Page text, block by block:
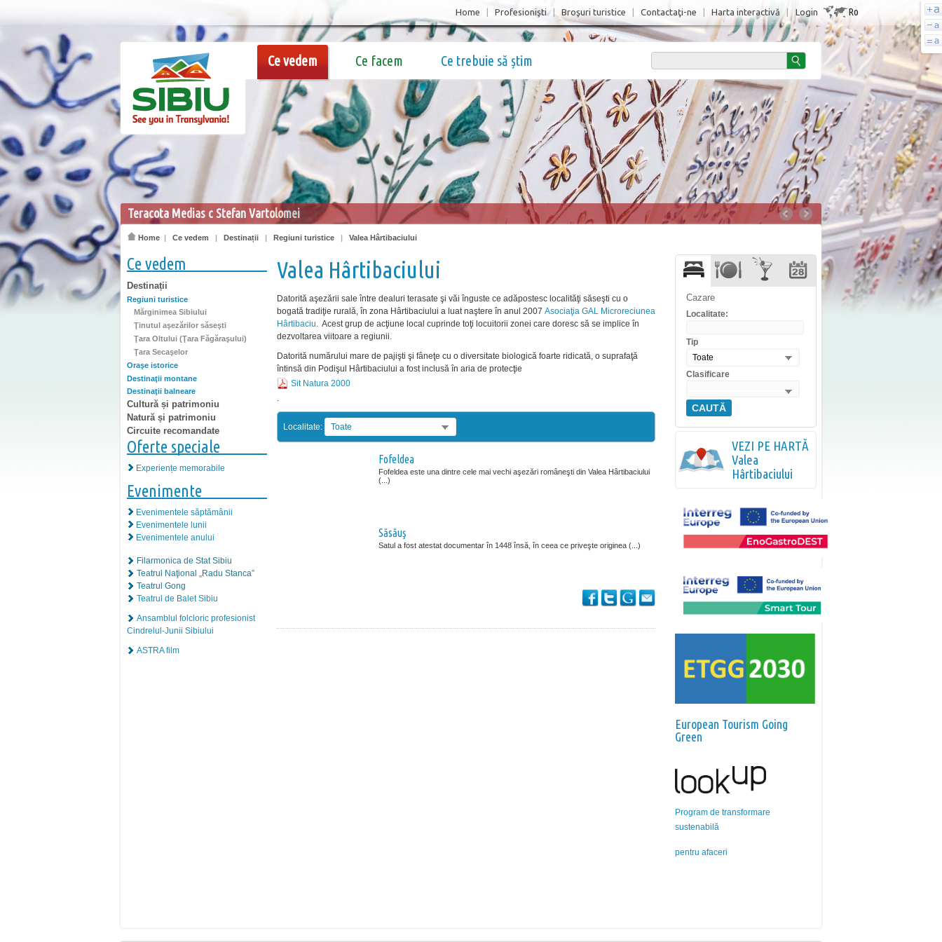
Login Ro
Home Profesionişti Broşuri turistice Contactaţi-ne Harta interactivă
Ce vedem Ce facem Ce trebuie să știm
Teracota Medias c Stefan Vartolomei
Home | Ce vedem | Destinații | Regiuni turistice | Valea Hârtibaciului
Ce vedem
Destinații
Regiuni turistice
Mărginimea Sibiului
Ţinutul aşezărilor săseşti
Ţara Oltului (Ţara Făgăraşului)
Ţara Secaşelor
Oraşe istorice
Destinaţii montane
Destinaţii balneare
Cultură și patrimoniu
Natură și patrimoniu
Circuite recomandate
Oferte speciale
Experiențe memorabile
Evenimente
Evenimentele săptămânii
Evenimentele lunii
Evenimentele anului
Filarmonica de Stat Sibiu
Teatrul Naţional „Radu Stanca”
Teatrul Gong
Teatrul de Balet Sibiu
Ansamblul folcloric profesionist
Cindrelul-Junii Sibiului
ASTRA film
Valea Hârtibaciului
Datorită aşezării sale între dealuri terasate şi văi înguste ce adăpostesc localităţi săseşti cu o
bogată tradiţie rurală, în zona Hârtibaciului a luat naştere în anul 2007 Asociaţia GAL Microreciunea
Hârtibaciu. Acest grup de acţiune local cuprinde toţi locuitorii zonei care doresc să se implice în
dezvoltarea viitoare a regiunii.
Datorită numărului mare de pajişti şi fâneţe cu o diversitate biologică foarte ridicată, o suprafaţă
întinsă din Podişul Hârtibaciului a fost inclusă în aria de protecţie
Sit Natura 2000
.
Localitate: Toate
Fofeldea
Fofeldea este una dintre cele mai vechi aşezări româneşti din Valea Hârtibaciului
(...)
Săsăuş
Satul a fost atestat documentar în 1448 însă, în ceea ce priveşte originea (...)
Cazare
Localitate:
Tip
Toate
Clasificare
CAUTĂ
VEZI PE HARTĂ
Valea
Hârtibaciului
European Tourism Going
Green
Program de transformare
sustenabilă
pentru afaceri